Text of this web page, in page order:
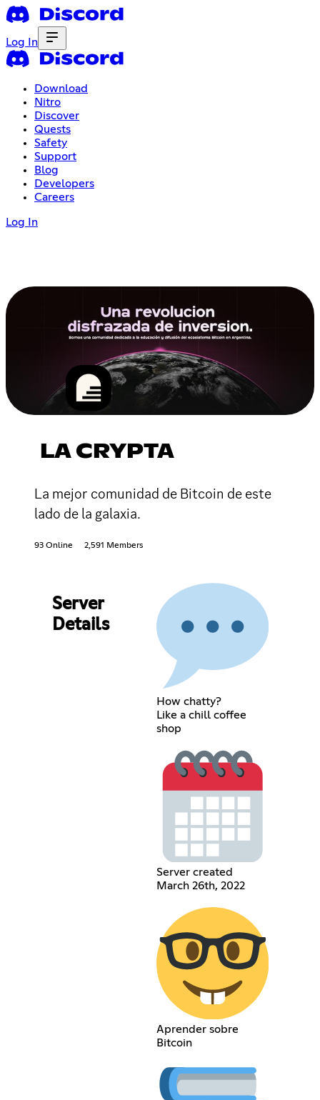
Log In
Download
Nitro
Discover
Quests
Safety
Support
Blog
Developers
Careers
Log In
LA CRYPTA
La mejor comunidad de Bitcoin de este
lado de la galaxia.
93 Online 2,591 Members
Server
Details
How chatty?
Like a chill coffee
shop
Server created
March 26th, 2022
Aprender sobre
Bitcoin